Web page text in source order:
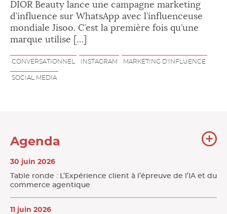
DIOR Beauty lance une campagne marketing
d’influence sur WhatsApp avec l’influenceuse
mondiale Jisoo. C’est la première fois qu’une
marque utilise […]
CONVERSATIONNEL INSTAGRAM MARKETING D'INFLUENCE
SOCIAL MEDIA
Agenda
30 juin 2026
Table ronde : L’Expérience client à l’épreuve de l’IA et du
commerce agentique
11 juin 2026